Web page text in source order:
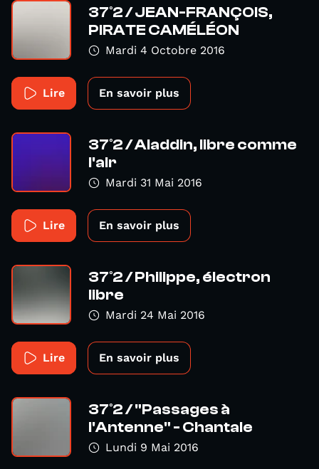
37°2 / JEAN-FRANÇOIS,
PIRATE CAMÉLÉON
Mardi 4 Octobre 2016
Lire En savoir plus
37°2 / Aladdin, libre comme
l'air
Mardi 31 Mai 2016
Lire En savoir plus
37°2 / Philippe, électron
libre
Mardi 24 Mai 2016
Lire En savoir plus
37°2 / "Passages à
l'Antenne" - Chantale
Lundi 9 Mai 2016